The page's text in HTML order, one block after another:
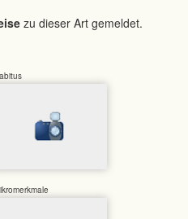
zu dieser Art gemeldet.